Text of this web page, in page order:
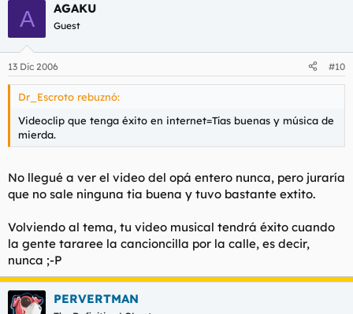
A AGAKU
Guest
13 Dic 2006 #10
Dr_Escroto rebuznó:
Videoclip que tenga éxito en internet=Tías buenas y música de
mierda.
No llegué a ver el video del opá entero nunca, pero juraría
que no sale ninguna tia buena y tuvo bastante extito.
Volviendo al tema, tu video musical tendrá éxito cuando
la gente tararee la cancioncilla por la calle, es decir,
nunca ;-P
PERVERTMAN